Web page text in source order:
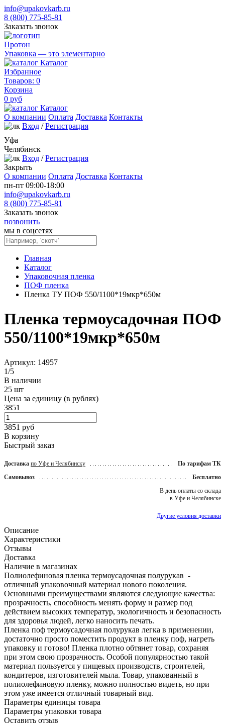
info@upakovkarb.ru
8 (800) 775-85-81
Заказать звонок
Протон
Упаковка — это элементарно
Каталог
Избранное
Товаров: 0
Корзина
0 руб
Каталог
О компании Оплата Доставка Контакты
Вход / Регистрация
Уфа
Челябинск
Вход / Регистрация
Закрыть
О компании Оплата Доставка Контакты
пн-пт 09:00-18:00
info@upakovkarb.ru
8 (800) 775-85-81
Заказать звонок
позвонить
мы в соцсетях
Главная
Каталог
Упаковочная пленка
ПОФ пленка
Пленка ТУ ПОФ 550/1100*19мкр*650м
Пленка термоусадочная ПОФ
550/1100*19мкр*650м
Артикул: 14957
1/5
В наличии
25 шт
Цена за единицу (в рублях)
3851
3851 руб
В корзину
Быстрый заказ
Доставка по Уфе и Челябинску
По тарифам ТК
Самовывоз
Бесплатно
В день оплаты со склада
в Уфе и Челябинске
Другие условия доставки
Описание
Характеристики
Отзывы
Доставка
Наличие в магазинах
Полиолефиновая пленка термоусадочная полурукав -
отличный упаковочный материал нового поколения.
Основными преимуществами являются следующие качества:
прозрачность, способность менять форму и размер под
действием высоких температур, экологичность и безопасность
для здоровья людей, легко наносить печать.
Пленка поф термоусадочная полурукав легка в применении,
достаточно просто поместить продукт в пленку поф, нагреть
упаковку и готово! Пленка плотно обтянет товар, сохраняя
при этом свою прозрачность. Особой популярностью такой
материал пользуется у пищевых производств, строителей,
кондитеров, изготовителей мыла. Товар, упакованный в
полиолефиновую пленку, можно полностью видеть, но при
этом уже имеется отличный товарный вид.
Параметры единицы товара
Параметры упаковки товара
Оставить отзыв